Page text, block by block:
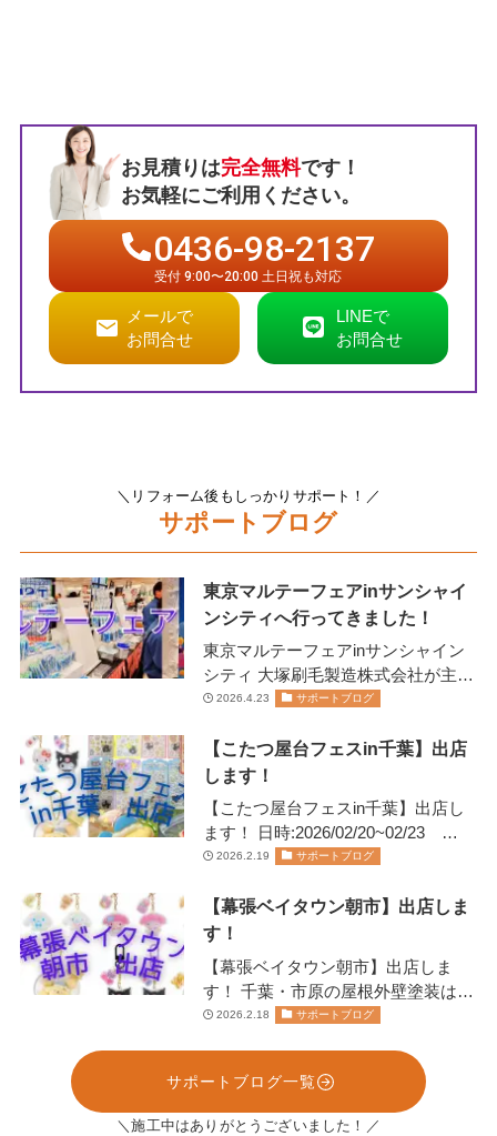
お見積りは完全無料です！
お気軽にご利用ください。
0436-98-2137
受付 9:00〜20:00 土日祝も対応
メールで
お問合せ
LINEで
お問合せ
＼リフォーム後もしっかりサポート！／
サポートブログ
東京マルテーフェアinサンシャイ
ンシティへ行ってきました！
東京マルテーフェアinサンシャイン
シティ 大塚刷毛製造株式会社が主催
します 2026年2月13日(金)14日(土)に
2026.4.23 サポートブログ
【こたつ屋台フェスin千葉】出店
します！
【こたつ屋台フェスin千葉】出店し
ます！ 日時:2026/02/20~02/23
11:00~20:00日にちにより営業…
2026.2.19 サポートブログ
【幕張ベイタウン朝市】出店しま
す！
【幕張ベイタウン朝市】出店しま
す！ 千葉・市原の屋根外壁塗装は、
お任せください！株式会社リペイン
2026.2.18 サポートブログ
サポートブログ一覧
＼施工中はありがとうございました！／